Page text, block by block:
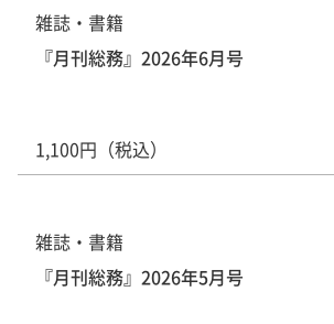
雑誌・書籍
『月刊総務』2026年6月号
1,100円（税込）
雑誌・書籍
『月刊総務』2026年5月号